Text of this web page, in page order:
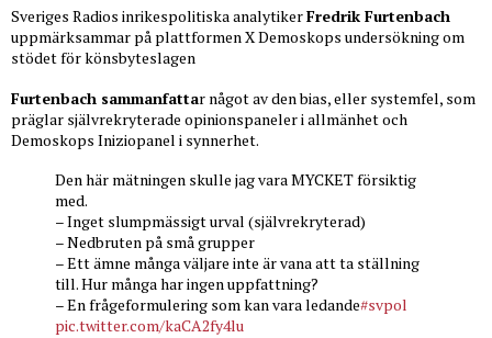
Sveriges Radios inrikespolitiska analytikerFredrik Furtenbach
uppmärksammar på plattformen X Demoskops undersökning om
stödet för könsbyteslagen
Furtenbach sammanfattar något av den bias, eller systemfel, som
präglar självrekryterade opinionspaneler i allmänhet och
Demoskops Iniziopanel i synnerhet.
Den här mätningen skulle jag vara MYCKET försiktig
med.
– Inget slumpmässigt urval (självrekryterad)
– Nedbruten på små grupper
– Ett ämne många väljare inte är vana att ta ställning
till. Hur många har ingen uppfattning?
– En frågeformulering som kan vara ledande#svpol
pic.twitter.com/kaCA2fy4lu